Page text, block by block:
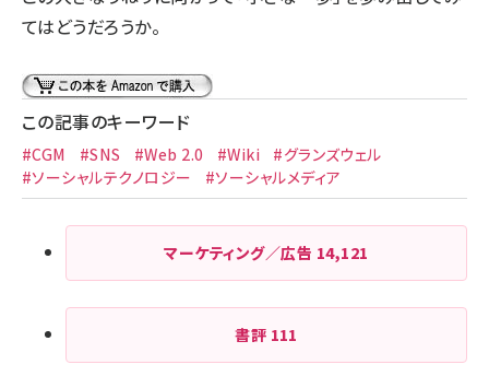
てはどうだろうか。
この記事のキーワード
#CGM #SNS #Web 2.0 #Wiki
#グランズウェル
#ソーシャルテクノロジー
#ソーシャルメディア
マーケティング／広告 14,121
書評 111